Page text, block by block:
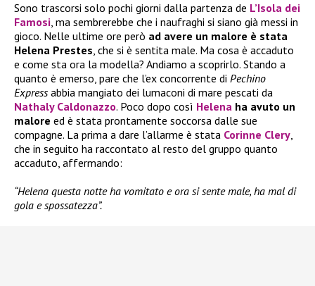
Sono trascorsi solo pochi giorni dalla partenza de L’Isola dei
Famosi, ma sembrerebbe che i naufraghi si siano già messi in
gioco. Nelle ultime ore però ad avere un malore è stata
Helena Prestes, che si è sentita male. Ma cosa è accaduto
e come sta ora la modella? Andiamo a scoprirlo. Stando a
quanto è emerso, pare che l’ex concorrente di Pechino
Expressabbia mangiato dei lumaconi di mare pescati da
Nathaly Caldonazzo. Poco dopo così Helena ha avuto un
malore ed è stata prontamente soccorsa dalle sue
compagne. La prima a dare l’allarme è stata Corinne Clery,
che in seguito ha raccontato al resto del gruppo quanto
accaduto, affermando:
“Helena questa notte ha vomitato e ora si sente male, ha mal di
gola e spossatezza”.